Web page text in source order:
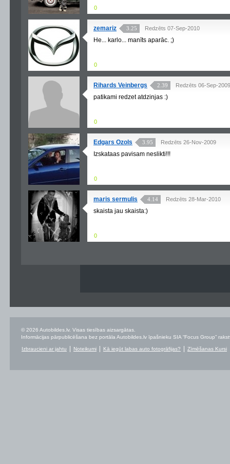
0
zemariz 3.25 Redzēts 07-Sep-2010
He... karlo... manīts aparāc. ;)
0
Rihards Veinbergs 2.39 Redzēts 06-Sep-2009
patikami redzet atdzinjas :)
0
Edgars Ozols 3.95 Redzēts 26-Nov-2009
Izskataas pavisam neslikti!!!
0
maris sermulis 4.14 Redzēts 28-Mar-2010
skaista jau skaista:)
0
© 2026 Autobildes.lv. Visas tiesības aizsargātas.
Informācijas pārpublicēšana bez portāla Autobildes.lv īpašnieku SIA “Focus Group”
Izbraucieni ar jahtu Noteikumi Kā iegūt labas auto fotogrāfijas? Zīmēšanas Kursi